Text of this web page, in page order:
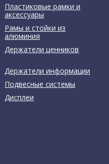
Пластиковые рамки и
аксессуары
Рамы и стойки из
алюминия
Держатели ценников
Держатели информации
Подвесные системы
Дисплеи